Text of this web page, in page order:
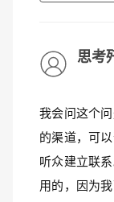
思考
我会问这个
的渠道，可
听众建立联
用的，因为